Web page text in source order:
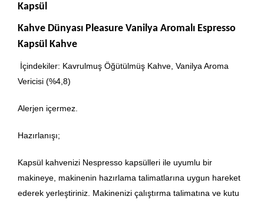
Kapsül
Kahve Dünyası Pleasure Vanilya Aromalı Espresso
Kapsül Kahve
İçindekiler: Kavrulmuş Öğütülmüş Kahve, Vanilya Aroma
Vericisi (%4,8)
Alerjen içermez.
Hazırlanışı;
Kapsül kahvenizi Nespresso kapsülleri ile uyumlu bir
makineye, makinenin hazırlama talimatlarına uygun hareket
ederek yerleştiriniz. Makinenizi çalıştırma talimatına ve kutu